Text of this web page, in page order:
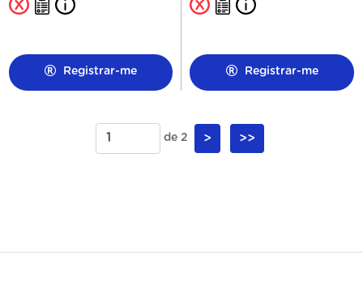
Registrar-me Registrar-me
de 2 > >>